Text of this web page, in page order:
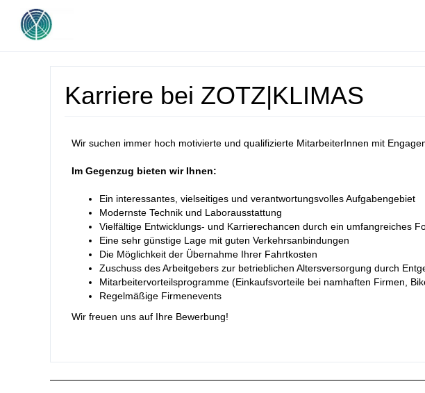
Karriere bei ZOTZ|KLIMAS
Wir suchen immer hoch motivierte und qualifizierte MitarbeiterInnen mit
Im Gegenzug bieten wir Ihnen:
Ein interessantes, vielseitiges und verantwortungsvolles Aufgabengebiet
Modernste Technik und Laborausstattung
Vielfältige Entwicklungs- und Karrierechancen durch ein umfangreiches
Eine sehr günstige Lage mit guten Verkehrsanbindungen
Die Möglichkeit der Übernahme Ihrer Fahrtkosten
Zuschuss des Arbeitgebers zur betrieblichen Altersversorgung durch
Mitarbeitervorteilsprogramme (Einkaufsvorteile bei namhaften Firmen,
Regelmäßige Firmenevents
Wir freuen uns auf Ihre Bewerbung!